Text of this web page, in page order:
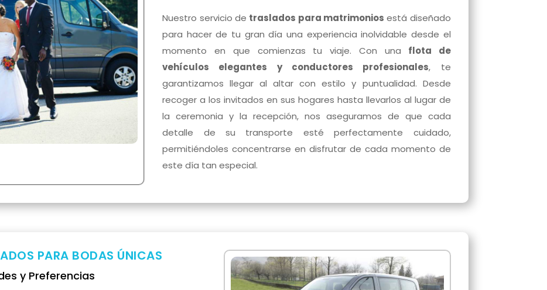
Nuestro servicio de traslados para matrimonios está diseñado
para hacer de tu gran día una experiencia inolvidable desde el
momento en que comienzas tu viaje. Con una flota de
vehículos elegantes y conductores profesionales, te
garantizamos llegar al altar con estilo y puntualidad. Desde
recoger a los invitados en sus hogares hasta llevarlos al lugar de
la ceremonia y la recepción, nos aseguramos de que cada
detalle de su transporte esté perfectamente cuidado,
permitiéndoles concentrarse en disfrutar de cada momento de
este día tan especial.
PARA BODAS ÚNICAS
y Preferencias